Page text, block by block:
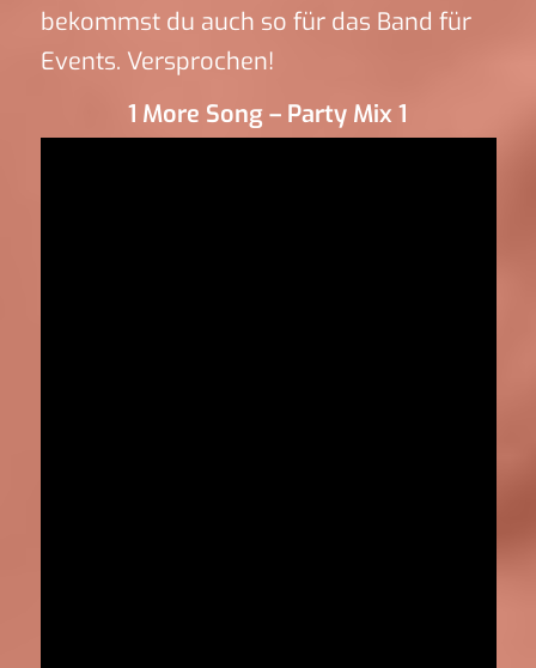
bekommst du auch so für das Band für
Events. Versprochen!
1 More Song – Party Mix 1